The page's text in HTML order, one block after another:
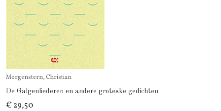
Morgenstern, Christian
De Galgenliederen en andere groteske gedichten
€ 29,50